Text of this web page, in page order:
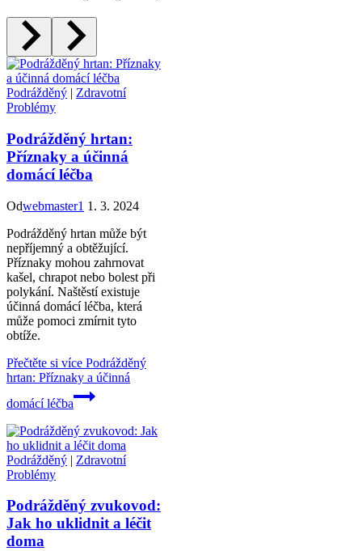
Podrážděný | Zdravotní
Problémy
Podrážděný hrtan:
Příznaky a účinná
domácí léčba
Odwebmaster1 1. 3. 2024
Podrážděný hrtan může být
nepříjemný a obtěžující.
Příznaky mohou zahrnovat
kašel, chrapot nebo bolest při
polykání. Naštěstí existuje
účinná domácí léčba, která
může pomoci zmírnit tyto
obtíže.
Přečtěte si více Podrážděný
hrtan: Příznaky a účinná
domácí léčba
Podrážděný | Zdravotní
Problémy
Podrážděný zvukovod:
Jak ho uklidnit a léčit
doma